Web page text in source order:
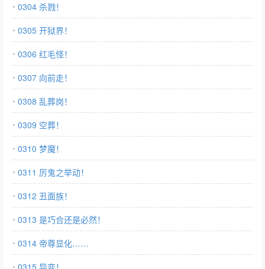
0304 杀戮！
0305 开狱界！
0306 红毛怪！
0307 向前走！
0308 乱葬岗！
0309 空葬！
0310 梦魔！
0311 厉鬼之举动！
0312 丑面族！
0313 是巧合还是必然！
0314 帝尊显化……
0315 异变！